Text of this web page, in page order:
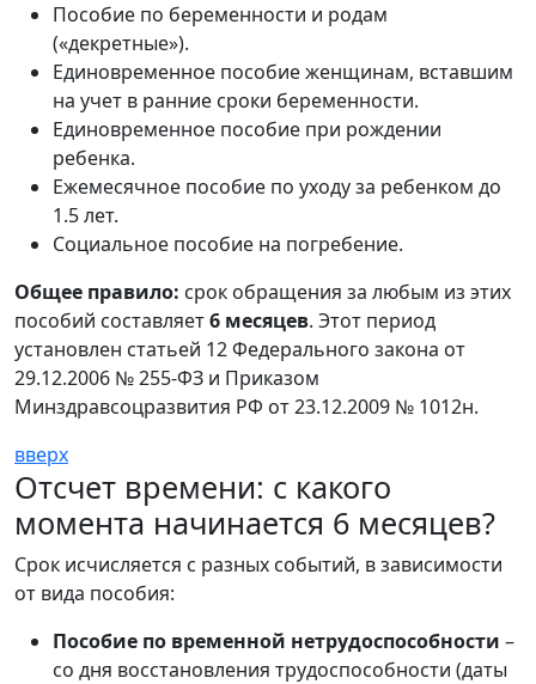
Пособие по беременности и родам
(«декретные»).
Единовременное пособие женщинам, вставшим
на учет в ранние сроки беременности.
Единовременное пособие при рождении
ребенка.
Ежемесячное пособие по уходу за ребенком до
1.5 лет.
Социальное пособие на погребение.
Общее правило: срок обращения за любым из этих
пособий составляет6 месяцев. Этот период
установлен статьей 12 Федерального закона от
29.12.2006 № 255-ФЗ и Приказом
Минздравсоцразвития РФ от 23.12.2009 № 1012н.
вверх
Отсчет времени: с какого
момента начинается 6 месяцев?
Срок исчисляется с разных событий, в зависимости
от вида пособия:
Пособие по временной нетрудоспособности –
со дня восстановления трудоспособности (даты